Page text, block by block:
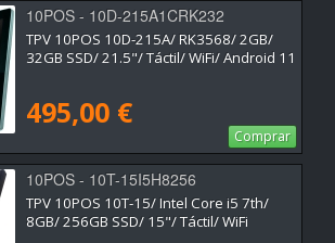
10POS - 10D-215A1CRK232
TPV 10POS 10D-215A/ RK3568/ 2GB/
32GB SSD/ 21.5"/ Táctil/ WiFi/ Android 11
495,00 €
Comprar
10POS - 10T-15I5H8256
TPV 10POS 10T-15/ Intel Core i5 7th/
8GB/ 256GB SSD/ 15"/ Táctil/ WiFi